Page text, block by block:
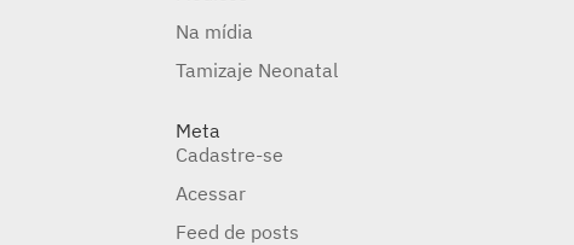
Na mídia
Tamizaje Neonatal
Meta
Cadastre-se
Acessar
Feed de posts